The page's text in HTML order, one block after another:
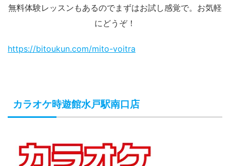
無料体験レッスンもあるのでまずはお試し感覚で。お気軽
にどうぞ！
https://bitoukun.com/mito-voitra
カラオケ時遊館水戸駅南口店